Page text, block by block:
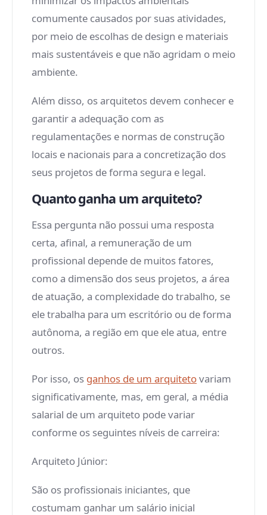
comumente causados por suas atividades,
por meio de escolhas de design e materiais
mais sustentáveis e que não agridam o meio
ambiente.
Além disso, os arquitetos devem conhecer e
garantir a adequação com as
regulamentações e normas de construção
locais e nacionais para a concretização dos
seus projetos de forma segura e legal.
Quanto ganha um arquiteto?
Essa pergunta não possui uma resposta
certa, afinal, a remuneração de um
profissional depende de muitos fatores,
como a dimensão dos seus projetos, a área
de atuação, a complexidade do trabalho, se
ele trabalha para um escritório ou de forma
autônoma, a região em que ele atua, entre
outros.
Por isso, os ganhos de um arquitetovariam
significativamente, mas, em geral, a média
salarial de um arquiteto pode variar
conforme os seguintes níveis de carreira:
Arquiteto Júnior:
São os profissionais iniciantes, que
costumam ganhar um salário inicial